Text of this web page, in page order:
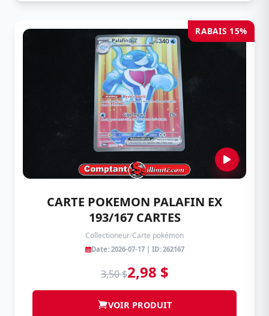
RABAIS 15%
CARTE POKEMON PALAFIN EX
193/167 CARTES
Collectioneur/Carte pokémon
Date: 2026-07-17 | ID: 262167
3,50 $2,98 $
VOIR PRODUIT